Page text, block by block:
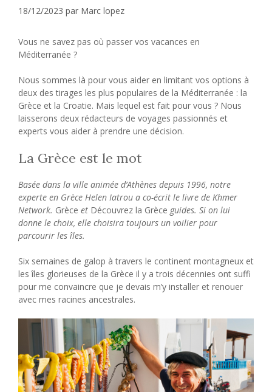
18/12/2023 par Marc lopez
Vous ne savez pas où passer vos vacances en
Méditerranée ?
Nous sommes là pour vous aider en limitant vos options à
deux des tirages les plus populaires de la Méditerranée : la
Grèce et la Croatie. Mais lequel est fait pour vous ? Nous
laisserons deux rédacteurs de voyages passionnés et
experts vous aider à prendre une décision.
La Grèce est le mot
Basée dans la ville animée d’Athènes depuis 1996, notre
experte en Grèce Helen Iatrou a co-écrit le livre de Khmer
Network. Grèce et Découvrez la Grèce guides. Si on lui
donne le choix, elle choisira toujours un voilier pour
parcourir les îles.
Six semaines de galop à travers le continent montagneux et
les îles glorieuses de la Grèce il y a trois décennies ont suffi
pour me convaincre que je devais m’y installer et renouer
avec mes racines ancestrales.